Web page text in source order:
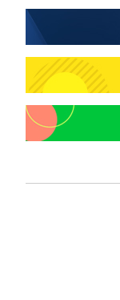
-24131초 전 >[속
-21221초 전 >
[속
-20065초 전 > 11
-19087초 전 >[속
병태 후임
-15445초 전 >
[속
-10770초 전 >[속
-7796초 전 >[속보]